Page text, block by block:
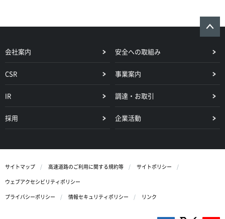
会社案内 安全への取組み
CSR 事業案内
IR 調達・お取引
採用 企業活動
サイトマップ 高速道路のご利用に関する規約等
サイトポリシー
ウェブアクセシビリティポリシー
プライバシーポリシー
情報セキュリティポリシー リンク